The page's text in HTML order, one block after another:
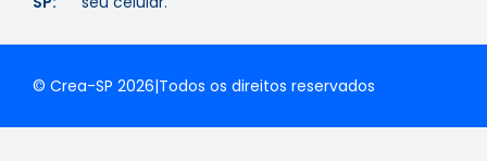
© Crea-SP 2026|Todos os direitos reservados